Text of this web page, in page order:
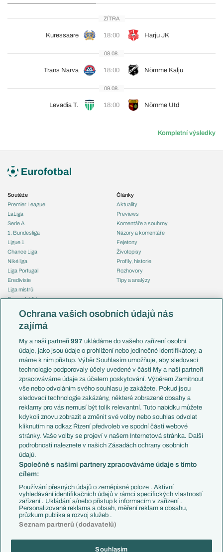
ZÍTRA
Kuressaare 18:00 Harju JK
08.08.
Trans Narva 18:00 Nõmme Kalju
09.08.
Levadia T. 18:00 Nõmme Utd
Kompletní výsledky
Soutěže
Premier League
LaLiga
Serie A
1. Bundesliga
Ligue 1
Chance Liga
Niké liga
Liga Portugal
Eredivisie
Liga mistrů
Evropská liga
Mistrovství světa
Liga národů
Témata
Představení týmů MS
EuroSkauting
PL v kostce
Evropské koeficienty
Přestupy
Přestupové spekulace
Zranění
Kluby
Arsenal FC
Chelsea FC
Manchester United
AC Milán
Juventus FC
Bayern Mnichov
FC Barcelona
Real Madrid
Články
Aktuality
Previews
Komentáře a souhrny
Názory a komentáře
Fejetony
Životopisy
Profily, historie
Rozhovory
Tipy a analýzy
Česko
Francie
Itálie
Německo
Španělsko
Argentina
Brazílie
Přestupy
Zápasy
Livescore
Tipovací soutěž
Ochrana vašich osobních údajů nás
zajímá
My a naši partneři997 ukládáme do vašeho zařízení osobní
údaje, jako jsou údaje o prohlížení nebo jedinečné identifikátory, a
máme k nim přístup. Výběr Souhlasím umožňuje, aby sledovací
technologie podporovaly účely uvedené v části My a naši partneři
zpracováváme údaje za účelem poskytování. Výběrem Zamítnout
vše nebo odvoláním svého souhlasu je zakážete. Pokud jsou
sledovací technologie zakázány, některé zobrazené obsahy a
reklamy pro vás nemusí být tolik relevantní. Tuto nabídku můžete
kdykoli znovu zobrazit a změnit své volby nebo souhlas odvolat
kliknutím na odkaz Řízení předvoleb ve spodní části webové
stránky. Vaše volby se projeví v našem Internetová stránka. Další
podrobnosti naleznete v našich Zásadách ochrany osobních
údajů.
Společně s našimi partnery zpracováváme údaje s tímto
cílem:
Používání přesných údajů o zeměpisné poloze . Aktivní
vyhledávání identifikačních údajů v rámci specifických vlastností
zařízení . Ukládání a/nebo přístup k informacím v zařízení .
Personalizovaná reklama a obsah, měření reklam a obsahu,
průzkum publika a rozvoj služeb .
Seznam partnerů (dodavatelů)
Souhlasím